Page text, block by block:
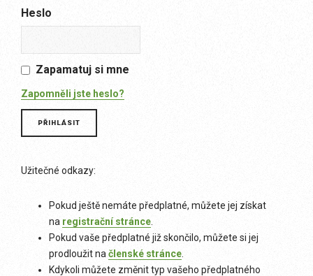
Heslo
Zapamatuj si mne
Zapomněli jste heslo?
Užitečné odkazy:
Pokud ještě nemáte předplatné, můžete jej získat
na registrační stránce
Pokud vaše předplatné již skončilo, můžete si jej
prodloužit na členské stránce
Kdykoli můžete změnit typ vašeho předplatného